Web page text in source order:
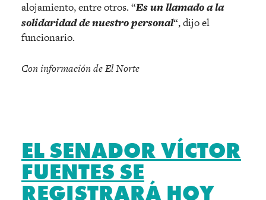
alojamiento, entre otros. “Es un llamado a la
solidaridad de nuestro personal“, dijo el
funcionario.
Con información de El Norte
EL SENADOR VÍCTOR
FUENTES SE
REGISTRARÁ HOY